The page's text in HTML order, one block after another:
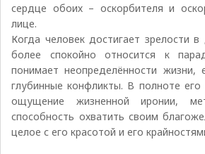
сердце обоих – оскорбителя и
лице.
Когда человек достигает зрелости
более спокойно относится к
понимает неопределённости жизни,
глубинные конфликты. В полноте его
ощущение жизненной иронии,
способность охватить своим
целое с его красотой и его